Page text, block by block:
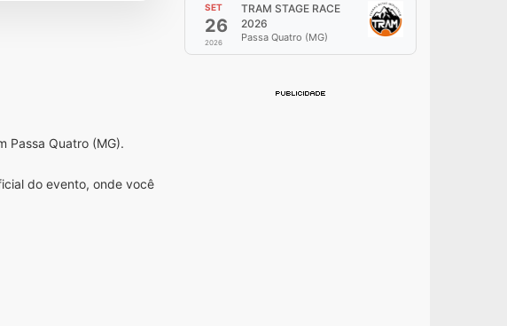
Passa Quatro (MG).
do evento, onde você
SET
26
2026
TRAM STAGE RACE
2026
Passa Quatro (MG)